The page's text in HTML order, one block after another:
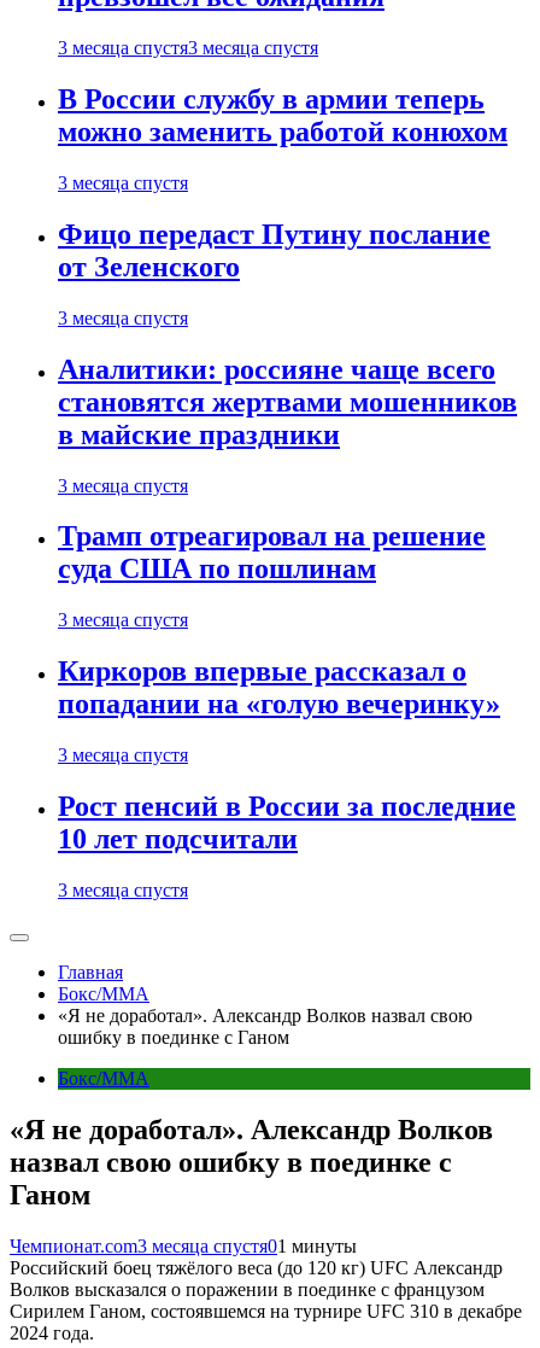
3 месяца спустя3 месяца спустя
В России службу в армии теперь
можно заменить работой конюхом
3 месяца спустя
Фицо передаст Путину послание
от Зеленского
3 месяца спустя
Аналитики: россияне чаще всего
становятся жертвами мошенников
в майские праздники
3 месяца спустя
Трамп отреагировал на решение
суда США по пошлинам
3 месяца спустя
Киркоров впервые рассказал о
попадании на «голую вечеринку»
3 месяца спустя
Рост пенсий в России за последние
10 лет подсчитали
3 месяца спустя
Главная
Бокс/MMA
«Я не доработал». Александр Волков назвал свою
ошибку в поединке с Ганом
Бокс/MMA
«Я не доработал». Александр Волков
назвал свою ошибку в поединке с
Ганом
Чемпионат.com3 месяца спустя01 минуты
Российский боец тяжёлого веса (до 120 кг) UFC Александр
Волков высказался о поражении в поединке с французом
Сирилем Ганом, состоявшемся на турнире UFC 310 в декабре
2024 года.